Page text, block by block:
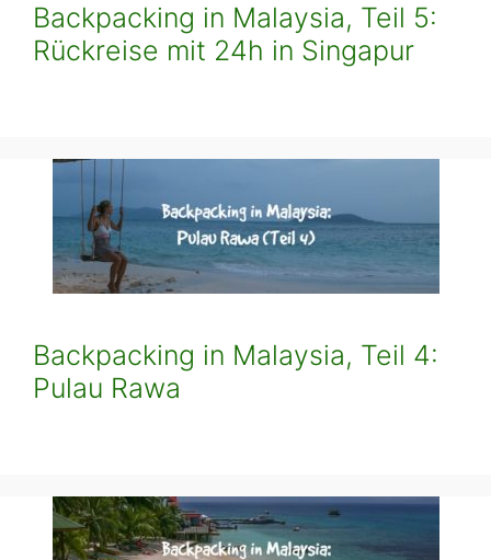
Backpacking in Malaysia, Teil 5:
Rückreise mit 24h in Singapur
Backpacking in Malaysia, Teil 4:
Pulau Rawa